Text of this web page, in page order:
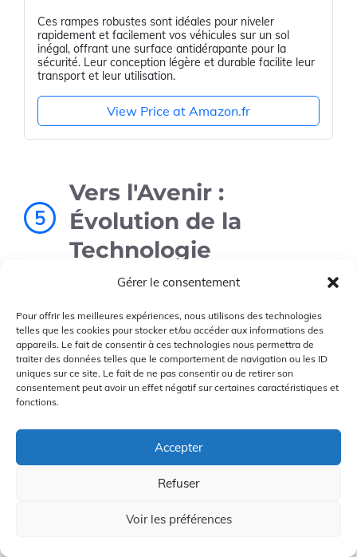
Gérer le consentement
Pour offrir les meilleures expériences, nous utilisons des technologies
telles que les cookies pour stocker et/ou accéder aux informations des
appareils. Le fait de consentir à ces technologies nous permettra de
traiter des données telles que le comportement de navigation ou les ID
uniques sur ce site. Le fait de ne pas consentir ou de retirer son
consentement peut avoir un effet négatif sur certaines caractéristiques et
fonctions.
Accepter
Refuser
Voir les préférences
Ces rampes robustes sont idéales pour niveler
rapidement et facilement vos véhicules sur un sol
inégal, offrant une surface antidérapante pour la
sécurité. Leur conception légère et durable facilite leur
transport et leur utilisation.
View Price at Amazon.fr
5
Vers l'Avenir :
Évolution de la
Technologie
déplacements est empreint de promesses
audacieuses, le tout soutenu par des avancées
significatives en matière d’intelligence artificielle et
de réseaux interconnectés de véhicules. Alors que
les outils d’optimisation actuels s’appuient sur des
données en temps réel pour améliorer les trajets, le
panorama s’annonce encore plus captivant avec
Intelligence Artificielle et